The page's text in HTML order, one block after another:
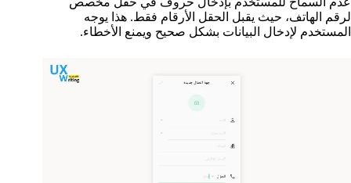
لرقم الهاتف، حيث يقبل الحقل الأرقام فقط. هذا يوجه
المستخدم لإدخال البيانات بشكل صحيح ويمنع الأخطاء.